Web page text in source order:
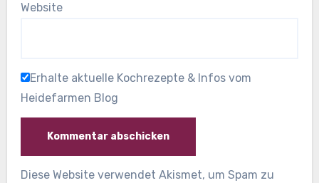
Website
Erhalte aktuelle Kochrezepte & Infos vom
Heidefarmen Blog
Diese Website verwendet Akismet, um Spam zu